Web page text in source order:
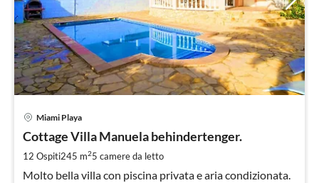
Miami Playa
Cottage Villa Manuela behindertenger.
12 Ospiti245 m25 camere da letto
Molto bella villa con piscina privata e aria condizionata.